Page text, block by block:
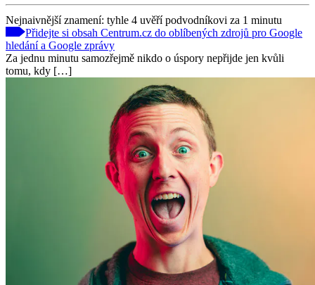
Nejnaivnější znamení: tyhle 4 uvěří podvodníkovi za 1 minutu
Přidejte si obsah Centrum.cz do oblíbených zdrojů pro Google
hledání a Google zprávy
Za jednu minutu samozřejmě nikdo o úspory nepřijde jen kvůli
tomu, kdy […]